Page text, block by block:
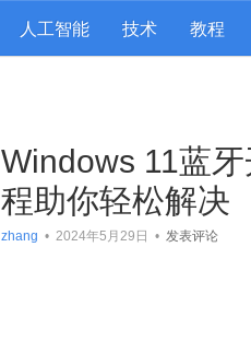
人工智能 技术 教程
Windows 11蓝
程助你轻松解决
zhang • 2024年5月29日 • 发表评论